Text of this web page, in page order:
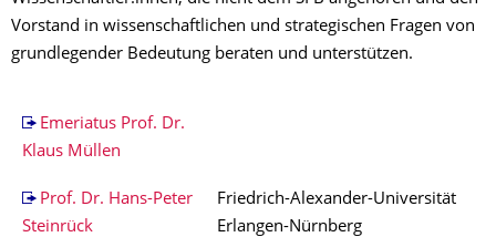
Vorstand in wissenschaftlichen und strategischen Fragen von
grundlegender Bedeutung beraten und unterstützen.
Emeriatus Prof. Dr.
Klaus Müllen
Prof. Dr. Hans-Peter
Steinrück
Friedrich-Alexander-Universität
Erlangen-Nürnberg